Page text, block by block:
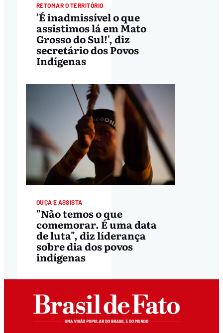
RETOMAR O TERRITÓRIO
'É inadmissível o que
assistimos lá em Mato
Grosso do Sul!', diz
secretário dos Povos
Indígenas
OUÇA E ASSISTA
"Não temos o que
comemorar. É uma data
de luta", diz líderança
sobre dia dos povos
indígenas